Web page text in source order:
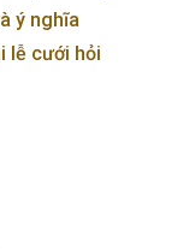
ý nghĩa
lễ cưới hỏi